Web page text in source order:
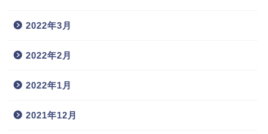
2022年3月
2022年2月
2022年1月
2021年12月